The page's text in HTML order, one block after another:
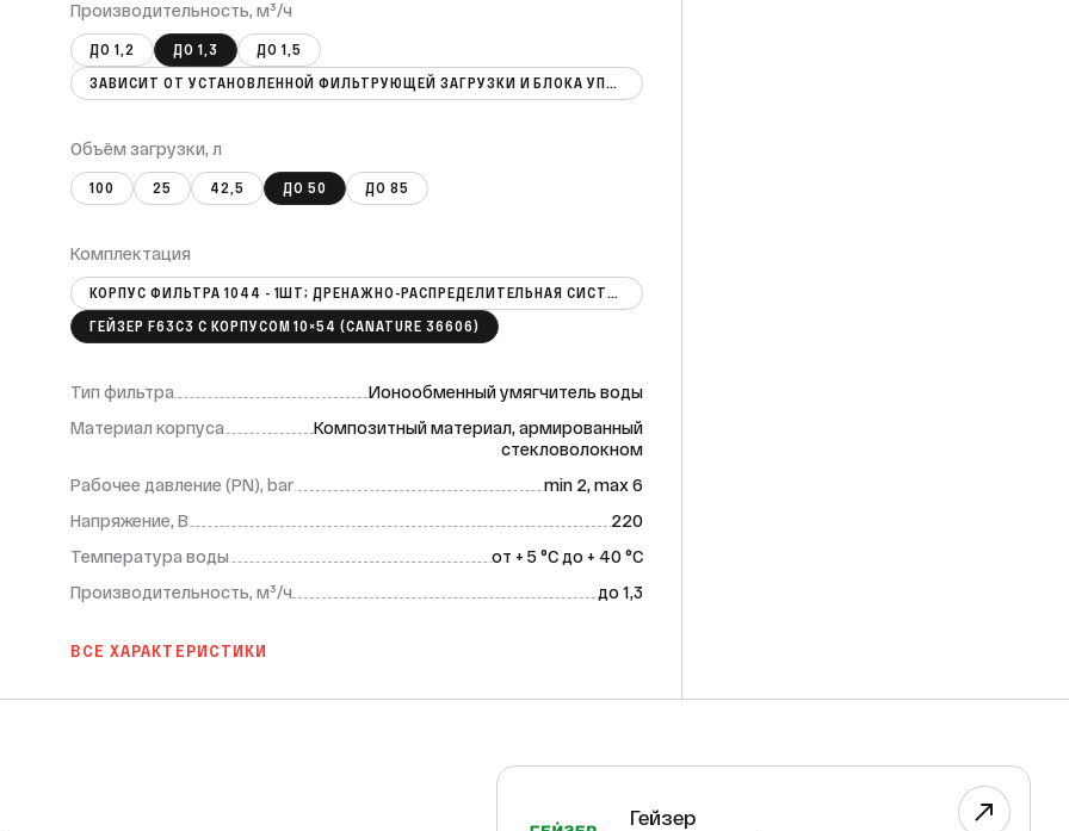
Производительность, м³/ч
ДО 1,2 ДО 1,3
ДО 1,5
ЗАВИСИТ ОТ УСТАНОВЛЕННОЙ ФИЛЬТРУЮЩЕЙ ЗАГРУЗКИ И БЛОКА УПРАВЛЕНИЯ
Объём загрузки, л
100 25 42,5 ДО 50 ДО 85
Комплектация
КОРПУС ФИЛЬТРА 1044 - 1ШТ; ДРЕНАЖНО-РАСПРЕДЕЛИТЕЛЬНАЯ СИСТЕМА - 1ШТ; АВТОМАТИЧЕСКИЙ КЛАПАН УПРАВЛЕНИ
ГЕЙЗЕР F63C3 С КОРПУСОМ 10×54 (CANATURE 36606)
Тип фильтра
Ионообменный умягчитель воды
Материал корпуса
Композитный материал, армированный
стекловолокном
Рабочее давление (PN), bar
min 2, max 6
Напряжение, В
220
Температура воды
от + 5 °C до + 40 °C
Производительность, м³/ч
до 1,3
ВСЕ ХАРАКТЕРИСТИКИ
Гейзер